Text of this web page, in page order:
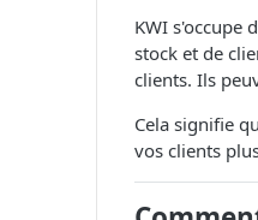
KWI s'occupe
stock et de
clients. Ils
Cela signifie
vos clients